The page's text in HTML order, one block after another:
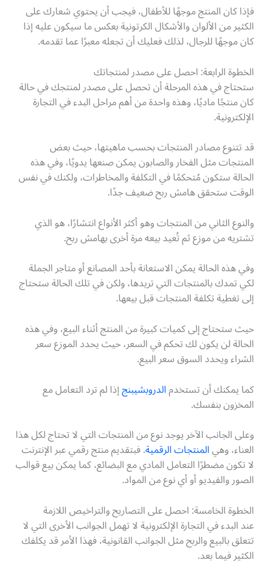
فإذا كان المنتج موجهًا للأطفال، فيجب أن يحتوي شعارك على
الكثير من الألوان والأشكال الكرتونية بعكس ما سيكون عليه إذا
كان موجهًا للرجال، لذلك فعليك أن تجعله معبرًا عما تقدمه.
الخطوة الرابعة: احصل على مصدر لمنتجاتك
ستحتاج في هذه المرحلة أن تحصل على مصدر لمنتجك في حالة
كان منتجًا ماديًا، وهذه واحدة من أهم مراحل البدء في التجارة
الإلكترونية.
قد تتنوع مصادر المنتجات بحسب ماهيتها، حيث بعض
المنتجات مثل الفخار والصابون يمكن صنعها يدويًا، وفي هذه
الحالة ستكون مُتحكمًا في التكلفة والمخاطرات، ولكنك في نفس
الوقت ستحقق هامش ربح ضعيف جدًا.
والنوع الثاني من المنتجات وهو أكثر الأنواع انتشارًا، هو الذي
تشتريه من موزع ثم تُعيد بيعه مرة أخرى بهامش ربح.
وفي هذه الحالة يمكن الاستعانة بأحد المصانع أو متاجر الجملة
لكي تمدك بالمنتجات التي تريدها، ولكن في تلك الحالة ستحتاج
إلى تغطية تكلفة المنتجات قبل بيعها.
حيث ستحتاج إلى كميات كبيرة من المنتج أثناء البيع، وفي هذه
الحالة لن يكون لك تحكم في السعر، حيث يحدد الموزع سعر
الشراء ويحدد السوق سعر البيع.
كما يمكنك أن تستخدمالدروبشيبنجإذا لم ترد التعامل مع
المخزون بنفسك.
وعلى الجانب الآخر يوجد نوع من المنتجات التي لا تحتاج لكل هذا
العناء، وهيالمنتجات الرقمية. فبتقديم منتج رقمي عبر الإنترنت
لا تكون مضطرًا التعامل المادي مع البضائع، كما يمكن بيع قوالب
الصور والفيديو أو أي نوع من المواد.
الخطوة الخامسة: احصل على التصاريح والتراخيص اللازمة
عند البدء في التجارة الإلكترونية لا تهمل الجوانب الأخرى التي لا
تتعلق بالبيع والربح مثل الجوانب القانونية، فهذا الأمر قد يكلفك
الكثير فيما بعد.